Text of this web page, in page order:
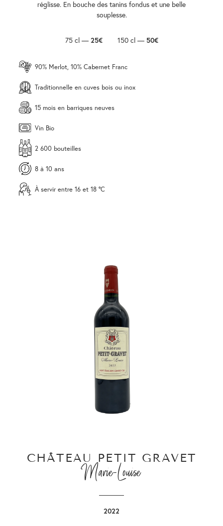
réglisse. En bouche des tanins fondus et une belle
souplesse.
75 cl — 25€ 150 cl — 50€
90% Merlot, 10% Cabernet Franc
Traditionnelle en cuves bois ou inox
15 mois en barriques neuves
Vin Bio
2 600 bouteilles
8 à 10 ans
À servir entre 16 et 18 °C
CHÂTEAU PETIT GRAVET
Marie-Louise
2022